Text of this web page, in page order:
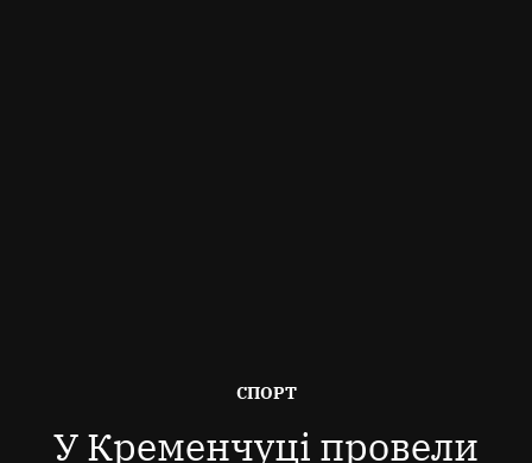
ОПУБЛІКОВАНО
СПОРТ
У Кременчуці провели